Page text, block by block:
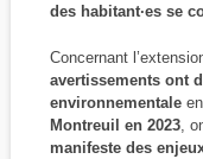
des habitant·es se
Concernant
avertissements ont
environnementaleen
Montreuil en 2023,
manifeste des